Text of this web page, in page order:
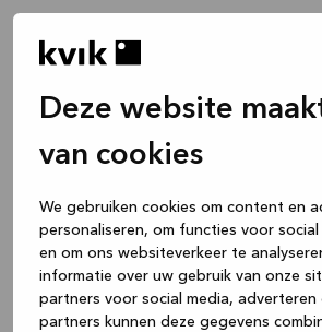
Deze website
van cookies
We gebruiken cookies om content en
personaliseren, om functies voor
en om ons websiteverkeer te
informatie over uw gebruik van onze
partners voor social media, adverteren
partners kunnen deze gegevens